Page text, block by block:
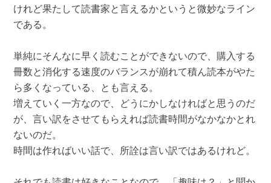
けれど果たして読書家と言えるかというと微妙なライン
である。
単純にそんなに早く読むことができないので、購入する
冊数と消化する速度のバランスが崩れて積ん読本がやた
ら多くなっている、とも言える。
増えていく一方なので、どうにかしなければと思うのだ
が、言い訳をさせてもらえれば読書時間がなかなかとれ
ないのだ。
時間は作ればいい話で、所詮は言い訳ではあるけれど。